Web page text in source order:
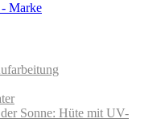
Sonne: Hüte mit UV-
Marke